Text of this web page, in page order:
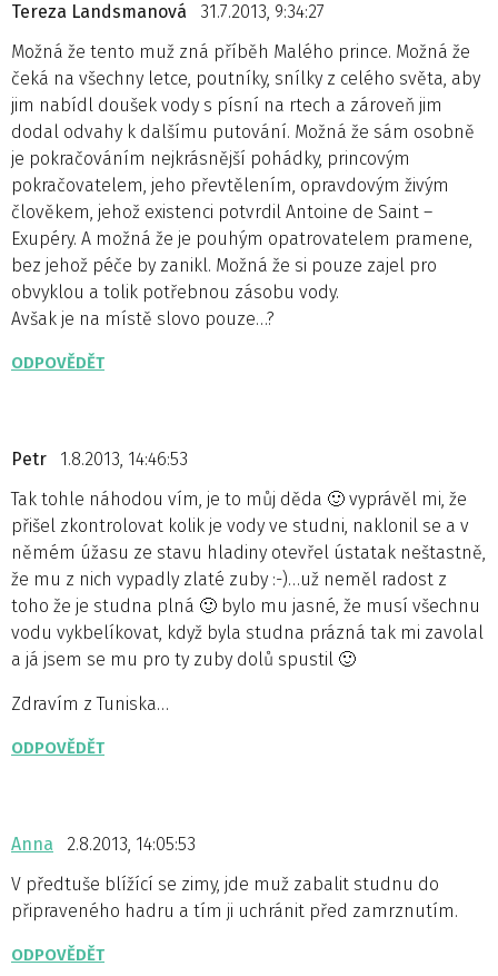
Tereza Landsmanová
31.7.2013, 9:34:27
Možná že tento muž zná příběh Malého prince. Možná že
čeká na všechny letce, poutníky, snílky z celého světa, aby
jim nabídl doušek vody s písní na rtech a zároveň jim
dodal odvahy k dalšímu putování. Možná že sám osobně
je pokračováním nejkrásnější pohádky, princovým
pokračovatelem, jeho převtělením, opravdovým živým
člověkem, jehož existenci potvrdil Antoine de Saint –
Exupéry. A možná že je pouhým opatrovatelem pramene,
bez jehož péče by zanikl. Možná že si pouze zajel pro
obvyklou a tolik potřebnou zásobu vody.
Avšak je na místě slovo pouze…?
ODPOVĚDĚT
Petr
1.8.2013, 14:46:53
Tak tohle náhodou vím, je to můj děda 🙂 vyprávěl mi, že
přišel zkontrolovat kolik je vody ve studni, naklonil se a v
němém úžasu ze stavu hladiny otevřel ústatak neštastně,
že mu z nich vypadly zlaté zuby :-)…už neměl radost z
toho že je studna plná 🙂 bylo mu jasné, že musí všechnu
vodu vykbelíkovat, když byla studna prázná tak mi zavolal
a já jsem se mu pro ty zuby dolů spustil 🙂
Zdravím z Tuniska…
ODPOVĚDĚT
Anna
2.8.2013, 14:05:53
V předtuše blížící se zimy, jde muž zabalit studnu do
připraveného hadru a tím ji uchránit před zamrznutím.
ODPOVĚDĚT